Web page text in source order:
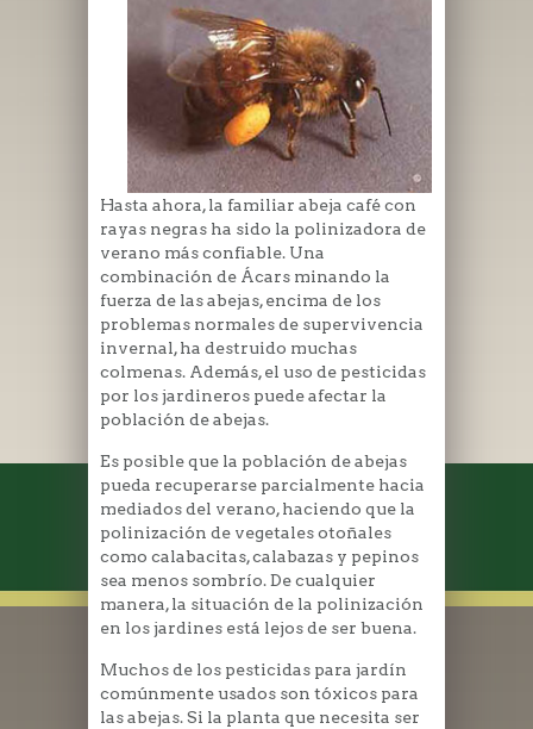
Hasta ahora, la familiar abeja café con
rayas negras ha sido la polinizadora de
verano más confiable. Una
combinación de Ácars minando la
fuerza de las abejas, encima de los
problemas normales de supervivencia
invernal, ha destruido muchas
colmenas. Además, el uso de pesticidas
por los jardineros puede afectar la
población de abejas.
Es posible que la población de abejas
pueda recuperarse parcialmente hacia
mediados del verano, haciendo que la
polinización de vegetales otoñales
como calabacitas, calabazas y pepinos
sea menos sombrío. De cualquier
manera, la situación de la polinización
en los jardines está lejos de ser buena.
Muchos de los pesticidas para jardín
comúnmente usados son tóxicos para
las abejas. Si la planta que necesita ser